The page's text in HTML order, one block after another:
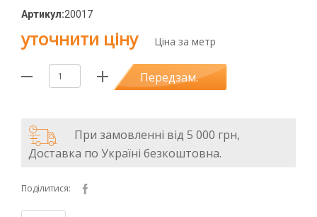
Артикул:20017
уточнити ціну Ціна за метр
Передзам.
При замовленні від 5 000 грн,
Доставка по Україні безкоштовна.
Поділитися: